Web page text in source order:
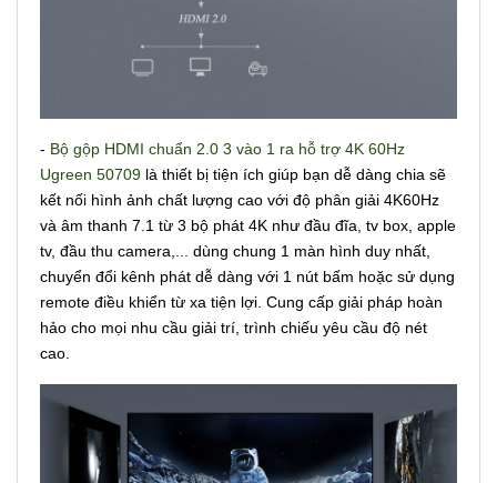
- Bộ gộp HDMI chuẩn 2.0 3 vào 1 ra hỗ trợ 4K 60Hz
Ugreen 50709 là thiết bị tiện ích giúp bạn dễ dàng chia sẽ
kết nối hình ảnh chất lượng cao với độ phân giải 4K60Hz
và âm thanh 7.1 từ 3 bộ phát 4K như đầu đĩa, tv box, apple
tv, đầu thu camera,... dùng chung 1 màn hình duy nhất,
chuyển đổi kênh phát dễ dàng với 1 nút bấm hoặc sử dụng
remote điều khiển từ xa tiện lợi. Cung cấp giải pháp hoàn
hảo cho mọi nhu cầu giải trí, trình chiếu yêu cầu độ nét
cao.